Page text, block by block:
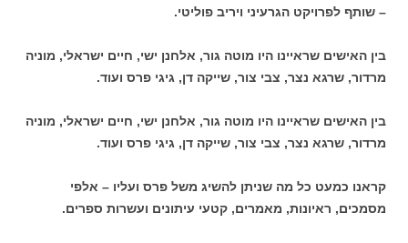
– שותף לפרויקט הגרעיני ויריב פוליטי.
בין האישים שראיינו היו מוטה גור, אלחנן ישי, חיים ישראלי, מוניה
מרדור, שרגא נצר, צבי צור, שייקה דן, גיגי פרס ועוד.
בין האישים שראיינו היו מוטה גור, אלחנן ישי, חיים ישראלי, מוניה
מרדור, שרגא נצר, צבי צור, שייקה דן, גיגי פרס ועוד.
קראנו כמעט כל מה שניתן להשיג משל פרס ועליו – אלפי
מסמכים, ראיונות, מאמרים, קטעי עיתונים ועשרות ספרים.